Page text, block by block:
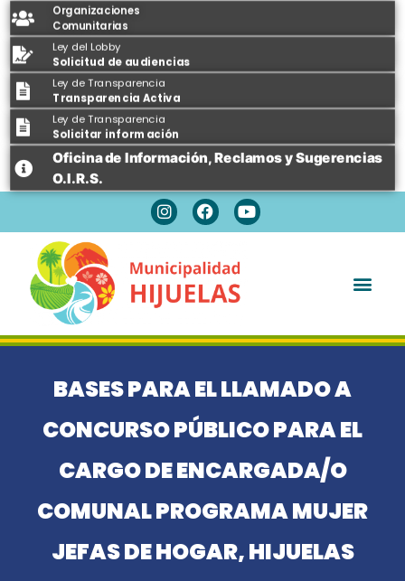
Organizaciones
Comunitarias
Ley del Lobby
Solicitud de audiencias
Ley de Transparencia
Transparencia Activa
Ley de Transparencia
Solicitar información
Oficina de Información, Reclamos y Sugerencias
O.I.R.S.
BASES PARA EL LLAMADO A
CONCURSO PÚBLICO PARA EL
CARGO DE ENCARGADA/O
COMUNAL PROGRAMA MUJER
JEFAS DE HOGAR, HIJUELAS